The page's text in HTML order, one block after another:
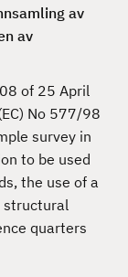
av
av
of 25 April
No 577/98
survey in
to be used
the use of a
structural
quarters